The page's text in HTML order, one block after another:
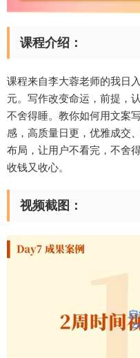
课程介绍：
课程来自李大蓉老师的我日
元。写作改变命运，前提，
不舍得睡。教你如何用文案
感，高质量日更，优雅成交
布局，让用户不看完，不舍
收钱又收心。
视频截图：